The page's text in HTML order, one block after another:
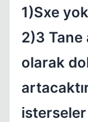
1)Sxe
2)3 Tane
olarak